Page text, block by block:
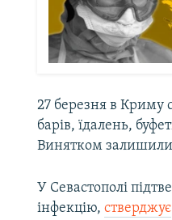
27 березня в Криму
барів, їдалень,
Винятком
У Севастополі
інфекцію,стверджує